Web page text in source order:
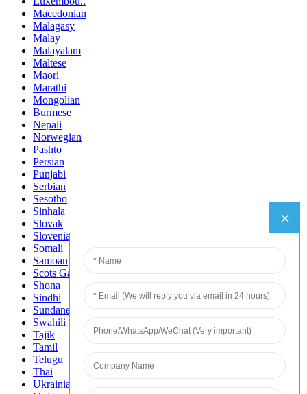
Macedonian
Malagasy
Malay
Malayalam
Maltese
Maori
Marathi
Mongolian
Burmese
Nepali
Norwegian
Pashto
Persian
Punjabi
Serbian
Sesotho
Sinhala
Slovak
Slovenian
Somali
Samoan
Scots Gaelic
Shona
Sindhi
Sundanese
Swahili
Tajik
Tamil
Telugu
Thai
Ukrainian